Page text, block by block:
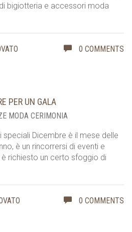
bigiotteria e accessori moda
0 COMMENTS
PER UN GALA
MODA CERIMONIA
Dicembre è il mese delle
è un rincorrersi di eventi e
richiesto un certo sfoggio di
0 COMMENTS